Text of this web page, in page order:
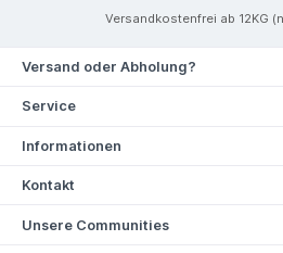
Versandkostenfrei ab 12KG
Versand oder Abholung?
Service
Informationen
Kontakt
Unsere Communities